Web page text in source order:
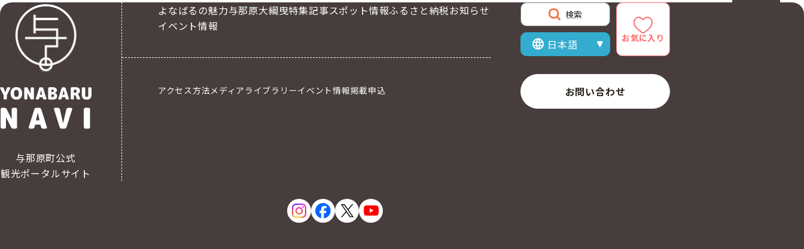
与那原町公式
観光ポータルサイト
よなばるの魅力与那原大綱曳特集記事スポット情報ふるさと納税お知らせ
イベント情報
アクセス方法メディアライブラリーイベント情報掲載申込
検索
表示言語を選択
お気に入り
お問い合わせ